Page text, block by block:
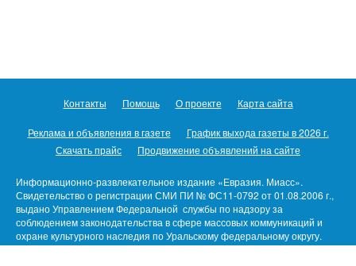
Контакты Помощь О проекте Карта сайта
Реклама и объявления в газете
График выхода газеты в 2026 г.
Скачать прайс
Продвижение объявлений на сайте
Информационно-развлекательное издание «Евразия. Миасс».
Свидетельство о регистрации СМИ ПИ № ФС11-0792 от 01.08.2006 г.,
выдано Управлением Федеральной службы по надзору за
соблюдением законодательства в сфере массовых коммуникаций и
охране культурного наследия по Уральскому федеральному округу.
Предназначено для пользователей/детей старше 16 лет.